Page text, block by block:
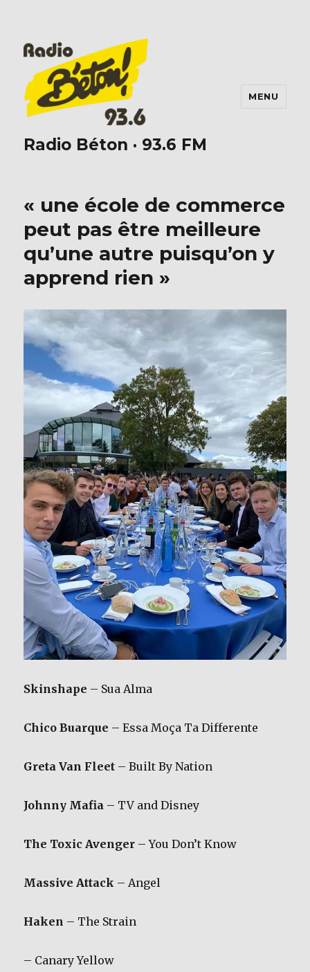
Radio Béton · 93.6 FM
MENU
« une école de commerce
peut pas être meilleure
qu’une autre puisqu’on y
apprend rien »
Skinshape – Sua Alma
Chico Buarque – Essa Moça Ta Differente
Greta Van Fleet – Built By Nation
Johnny Mafia – TV and Disney
The Toxic Avenger – You Don’t Know
Massive Attack – Angel
Haken – The Strain
– Canary Yellow